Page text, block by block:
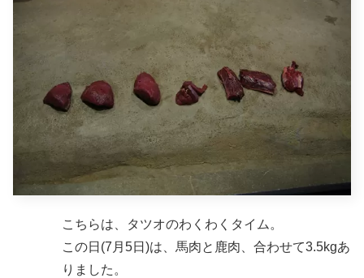
こちらは、タツオのわくわくタイム。
この日(7月5日)は、馬肉と鹿肉、合わせて3.5kgあ
りました。